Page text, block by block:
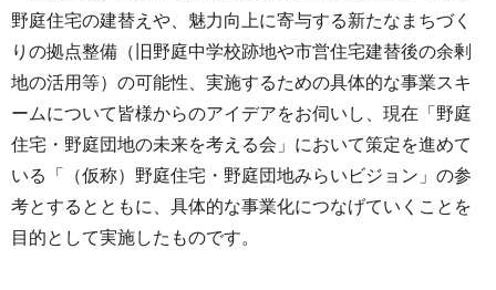
野庭住宅の建替えや、魅力向上に寄与する新たなまちづく
りの拠点整備（旧野庭中学校跡地や市営住宅建替後の余剰
地の活用等）の可能性、実施するための具体的な事業スキ
ームについて皆様からのアイデアをお伺いし、現在「野庭
住宅・野庭団地の未来を考える会」において策定を進めて
いる「（仮称）野庭住宅・野庭団地みらいビジョン」の参
考とするとともに、具体的な事業化につなげていくことを
目的として実施したものです。